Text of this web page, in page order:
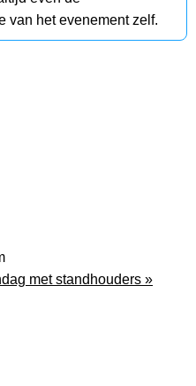
van het evenement zelf.
met standhouders »